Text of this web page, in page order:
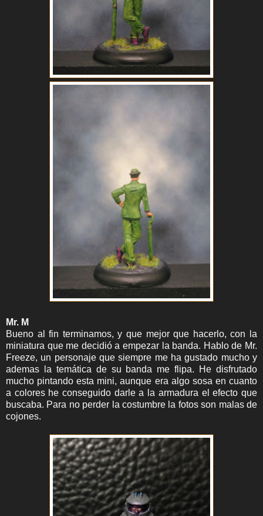
Mr. M
Bueno al fin terminamos, y que mejor que hacerlo, con la
miniatura que me decidió a empezar la banda. Hablo de Mr.
Freeze, un personaje que siempre me ha gustado mucho y
ademas la temática de su banda me flipa. He disfrutado
mucho pintando esta mini, aunque era algo sosa en cuanto
a colores he conseguido darle a la armadura el efecto que
buscaba. Para no perder la costumbre la fotos son malas de
cojones.